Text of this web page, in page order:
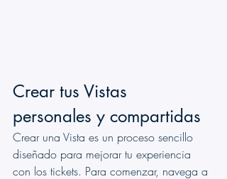
Crear tus Vistas
personales y compartidas
Crear una Vista es un proceso sencillo
diseñado para mejorar tu experiencia
con los tickets. Para comenzar, navega a